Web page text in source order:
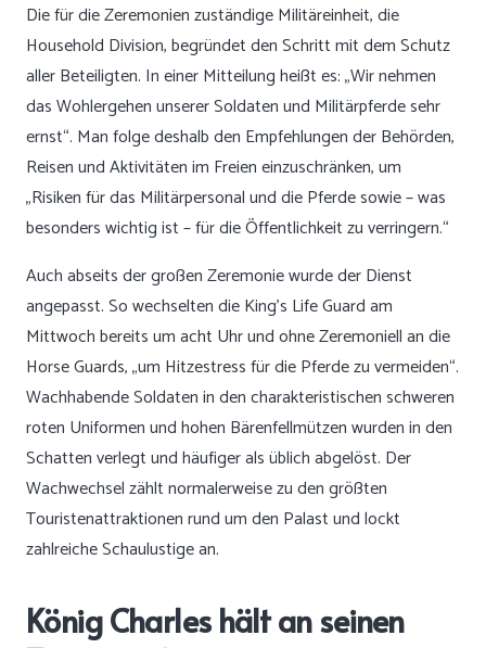
Die für die Zeremonien zuständige Militäreinheit, die
Household Division, begründet den Schritt mit dem Schutz
aller Beteiligten. In einer Mitteilung heißt es: „Wir nehmen
das Wohlergehen unserer Soldaten und Militärpferde sehr
ernst“. Man folge deshalb den Empfehlungen der Behörden,
Reisen und Aktivitäten im Freien einzuschränken, um
„Risiken für das Militärpersonal und die Pferde sowie – was
besonders wichtig ist – für die Öffentlichkeit zu verringern.“
Auch abseits der großen Zeremonie wurde der Dienst
angepasst. So wechselten die King’s Life Guard am
Mittwoch bereits um acht Uhr und ohne Zeremoniell an die
Horse Guards, „um Hitzestress für die Pferde zu vermeiden“.
Wachhabende Soldaten in den charakteristischen schweren
roten Uniformen und hohen Bärenfellmützen wurden in den
Schatten verlegt und häufiger als üblich abgelöst. Der
Wachwechsel zählt normalerweise zu den größten
Touristenattraktionen rund um den Palast und lockt
zahlreiche Schaulustige an.
König Charles hält an seinen